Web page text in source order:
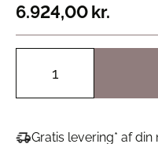
6.924,00kr.
Gratis levering* af din